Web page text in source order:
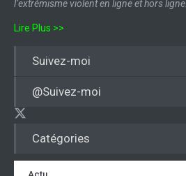
Catégories
l’extrémisme violent en ligne et hors ligne.
Lire Plus >>
Suivez-moi
@Suivez-moi